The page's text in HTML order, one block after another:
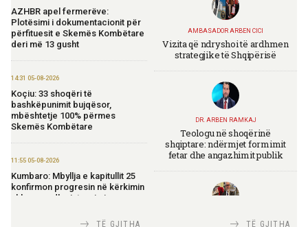
AZHBR apel fermerëve:
Plotësimi i dokumentacionit për
përfituesit e Skemës Kombëtare
deri më 13 gusht
14:31 05-08-2026
Koçiu: 33 shoqëri të
bashkëpunimit bujqësor,
mbështetje 100% përmes
Skemës Kombëtare
11:55 05-08-2026
Kumbaro: Mbyllja e kapitullit 25
konfirmon progresin në kërkimin
shkencor dhe integrimin
TË GJITHA
AMBASADOR ARBEN CICI
Vizita që ndryshoi të ardhmen
strategjike të Shqipërisë
DR. ARBEN RAMKAJ
Teologu në shoqërinë
shqiptare: ndërmjet formimit
fetar dhe angazhimit publik
TIRANA DIPLOMATTË GJITHA